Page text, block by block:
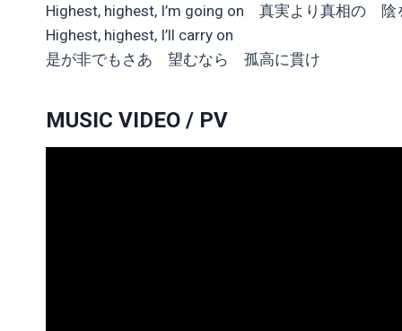
Highest, highest, I’m going on 真実より真相の 陰
Highest, highest, I’ll carry on
是が非でもさあ 望むなら 孤高に貫け
MUSIC VIDEO / PV